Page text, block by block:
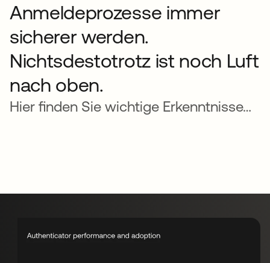
Anmeldeprozesse immer
sicherer werden.
Nichtsdestotrotz ist noch Luft
nach oben.
Hier finden Sie wichtige Erkenntnisse…